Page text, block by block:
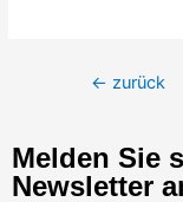
← zurück
Melden Sie
Newsletter